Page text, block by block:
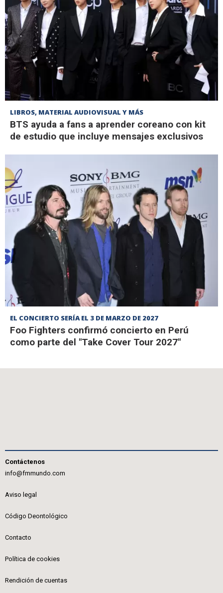
LIBROS, MATERIAL AUDIOVISUAL Y MÁS
BTS ayuda a fans a aprender coreano con kit
de estudio que incluye mensajes exclusivos
EL CONCIERTO SERÍA EL 3 DE MARZO DE 2027
Foo Fighters confirmó concierto en Perú
como parte del "Take Cover Tour 2027"
Contáctenos
info@fmmundo.com
Aviso legal
Código Deontológico
Contacto
Política de cookies
Rendición de cuentas